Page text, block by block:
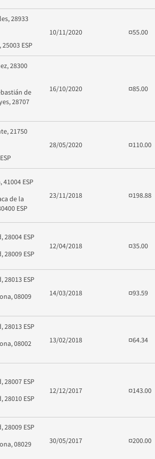
28933
ESP
10/11/2020 ¤55.00
28300
de
28707
16/10/2020 ¤85.00
21750
28/05/2020 ¤110.00
41004 ESP
de la
ESP
23/11/2018 ¤198.88
28004 ESP
28009 ESP
12/04/2018 ¤35.00
28013 ESP
08009
14/03/2018 ¤93.59
28013 ESP
08002
13/02/2018 ¤64.34
28007 ESP
28010 ESP
12/12/2017 ¤143.00
28009 ESP
08029
30/05/2017 ¤200.00